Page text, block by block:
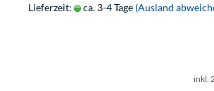
Lieferzeit:
ca. 3-4 Tage (Ausland
inkl.